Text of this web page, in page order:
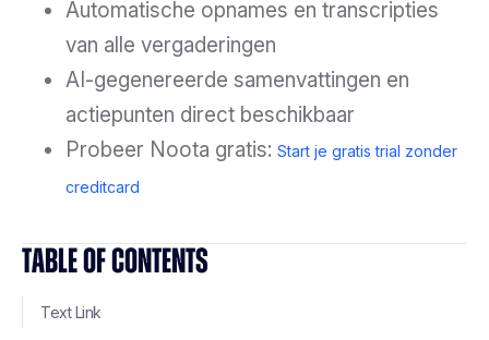
TABLE OF CONTENTS
Text Link
Automatische opnames en transcripties
van alle vergaderingen
AI-gegenereerde samenvattingen en
actiepunten direct beschikbaar
Probeer Noota gratis: Start je gratis trial zonder
creditcard